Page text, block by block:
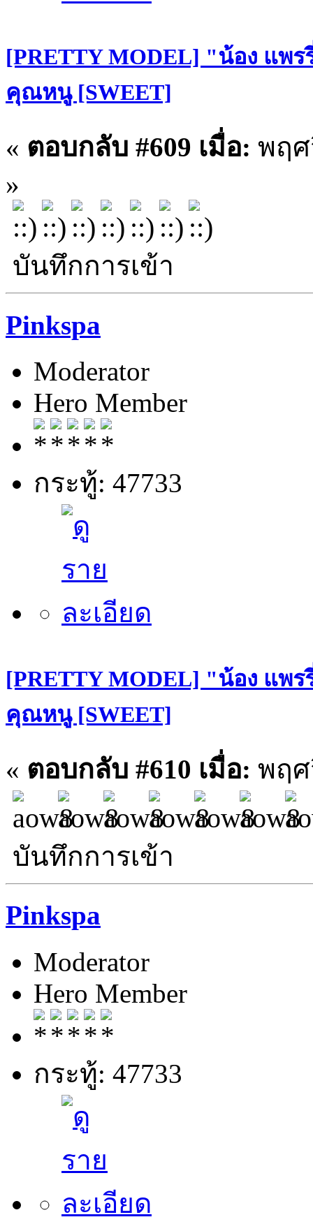
[PRETTY MODEL] "น้อง แพ
คุณหนู [SWEET]
« ตอบกลับ #609 เมื่อ: พฤศ
»
บันทึกการเข้า
Pinkspa
Moderator
Hero Member
กระทู้: 47733
[PRETTY MODEL] "น้อง แพ
คุณหนู [SWEET]
« ตอบกลับ #610 เมื่อ: พฤศ
บันทึกการเข้า
Pinkspa
Moderator
Hero Member
กระทู้: 47733